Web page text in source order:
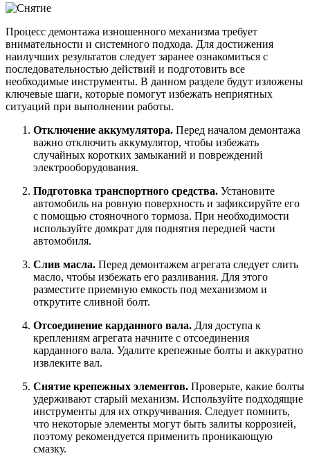
Процесс демонтажа изношенного механизма требует
внимательности и системного подхода. Для достижения
наилучших результатов следует заранее ознакомиться с
последовательностью действий и подготовить все
необходимые инструменты. В данном разделе будут изложены
ключевые шаги, которые помогут избежать неприятных
ситуаций при выполнении работы.
Отключение аккумулятора. Перед началом демонтажа
важно отключить аккумулятор, чтобы избежать
случайных коротких замыканий и повреждений
электрооборудования.
Подготовка транспортного средства. Установите
автомобиль на ровную поверхность и зафиксируйте его
с помощью стояночного тормоза. При необходимости
используйте домкрат для поднятия передней части
автомобиля.
Слив масла. Перед демонтажем агрегата следует слить
масло, чтобы избежать его разливания. Для этого
разместите приемную емкость под механизмом и
открутите сливной болт.
Отсоединение карданного вала. Для доступа к
креплениям агрегата начните с отсоединения
карданного вала. Удалите крепежные болты и аккуратно
извлеките вал.
Снятие крепежных элементов. Проверьте, какие болты
удерживают старый механизм. Используйте подходящие
инструменты для их откручивания. Следует помнить,
что некоторые элементы могут быть залиты коррозией,
поэтому рекомендуется применить проникающую
смазку.